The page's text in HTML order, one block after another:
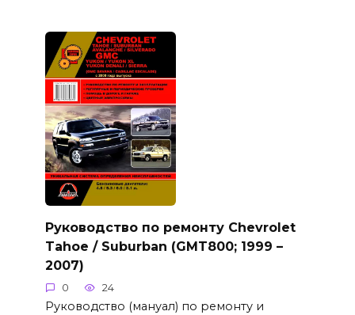
Руководство по ремонту Chevrolet
Tahoe / Suburban (GMT800; 1999 –
2007)
0 24
Руководство (мануал) по ремонту и